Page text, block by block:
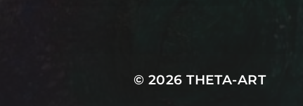
© 2026THETA-ART